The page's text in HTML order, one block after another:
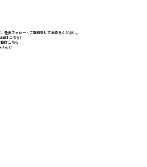
是非フォロー・ご登録をしてお待ちください。
はこちら）
はこちら